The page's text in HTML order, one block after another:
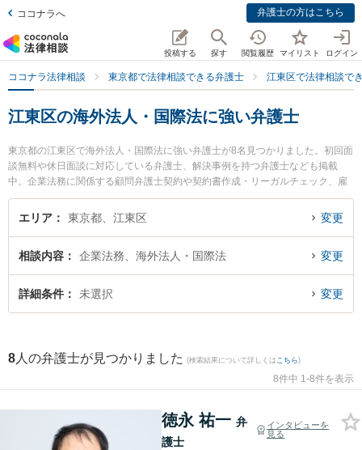
ココナラへ 弁護士の方はこちら
投稿する 探す 閲覧履歴 マイリスト ログイン
ココナラ法律相談 東京都で法律相談できる弁護士 江東区で法律相談で
江東区の海外法人・国際法に強い弁護士
東京都の江東区で海外法人・国際法に強い弁護士が8名見つかりました。初回面
談無料や休日面談に対応している弁護士、解決事例を持つ弁護士なども掲載
中。企業法務に関係する顧問弁護士契約や契約書作成・リーガルチェック、雇
用契約書・就業規則作成等の細かな分野での絞り込み検索もでき便利です。特
に祐徳法律事務所の徳永 祐一弁護士やベリーベスト法律事務所 錦糸町オフィス
した海外法人・国際法のトラブルを今すぐに弁護士に相談したい』『海外法
人・国際法のトラブル解決の実績豊富な近くの弁護士を検索したい』『初回相
談無料で海外法人・国際法を法律相談できる江東区内の弁護士に相談予約した
エリア 東京都、江東区 変更
相談内容 企業法務、海外法人・国際法 変更
詳細条件 未選択 変更
8 人の弁護士が見つかりました (検索結果について詳しくは こちら)
8件中 1-8件を表示
徳永 祐一 弁
護士
インタビューを
見る